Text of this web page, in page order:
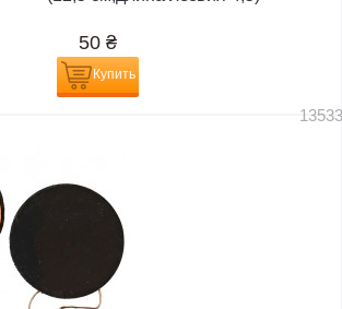
50 ₴
Купить